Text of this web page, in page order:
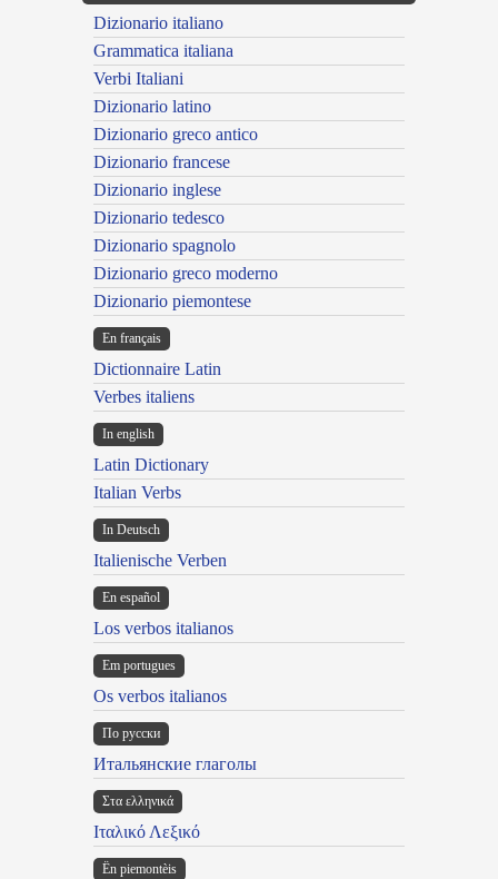
Dizionario italiano
Grammatica italiana
Verbi Italiani
Dizionario latino
Dizionario greco antico
Dizionario francese
Dizionario inglese
Dizionario tedesco
Dizionario spagnolo
Dizionario greco moderno
Dizionario piemontese
En français
Dictionnaire Latin
Verbes italiens
In english
Latin Dictionary
Italian Verbs
In Deutsch
Italienische Verben
En español
Los verbos italianos
Em portugues
Os verbos italianos
По русски
Итальянские глаголы
Στα ελληνικά
Ιταλικό Λεξικό
Ën piemontèis